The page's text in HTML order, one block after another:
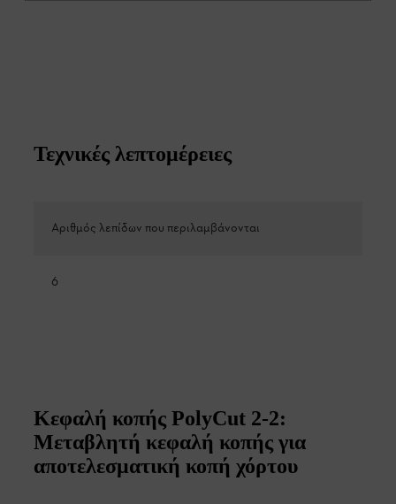
Τεχνικές λεπτομέρειες
Αριθμός λεπίδων που περιλαμβάνονται
6
Κεφαλή κοπής PolyCut 2-2:
Μεταβλητή κεφαλή κοπής για
αποτελεσματική κοπή χόρτου